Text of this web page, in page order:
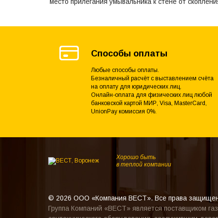
место прилегания умывальника к стене от
Способы оплаты
Любые способы оплаты.
Безналичный расчёт с выставлением счёта
на оплату для юридических лиц.
Онлайн-оплата для физических лиц любой
банковской картой МИР, Visa, MasterCard,
UnionPay комиссия 0%.
Хорошо быть
в теплой компании
© 2026 ООО «Компания ВЕСТ». Все права
Группа Компаний «ВЕСТ» является поставщиком